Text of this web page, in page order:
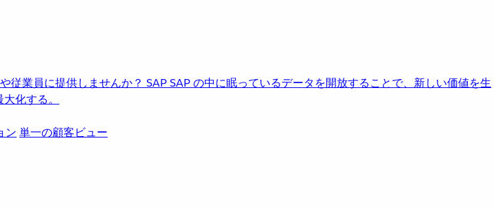
従業員に提供しませんか？ SAPSAP の中に眠っているデータを開放することで、新しい価値を生
化する。
ン 単一の顧客ビュー